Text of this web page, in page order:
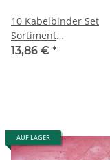
10 Kabelbinder Set
Sortiment
wiederverwendbar
13,86 € *
AUF LAGER